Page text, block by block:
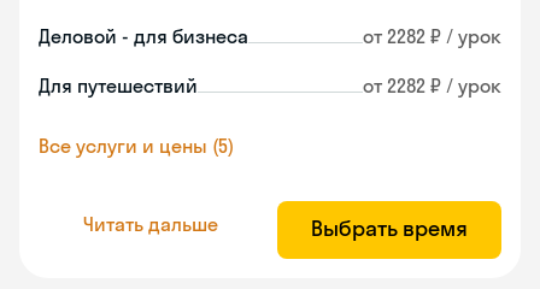
Деловой - для бизнеса от 2282 ₽ / урок
Для путешествий от 2282 ₽ / урок
Все услуги и цены (5)
Читать дальше Выбрать время